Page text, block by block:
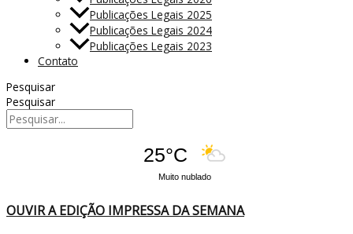
Publicações Legais 2025
Publicações Legais 2024
Publicações Legais 2023
Contato
Pesquisar
Pesquisar
25°C
Muito nublado
OUVIR A EDIÇÃO IMPRESSA DA SEMANA